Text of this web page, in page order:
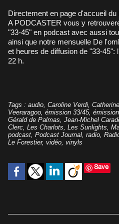
Directement en page d'accueil
A PODCASTER vous y
"33-45" en podcast avec aussi
ainsi que notre mensuelle De
et heures de diffusion de "33-45":
22 h.
Tags : audio Caroline Verdi
Veeraragoo émission 33/45,
Gérald de Palmas Jean-Michel
Clerc Les Charlots Les Sunlights
podcast Podcast Journal radio
Le Forestier, vidéo vinyls
Save